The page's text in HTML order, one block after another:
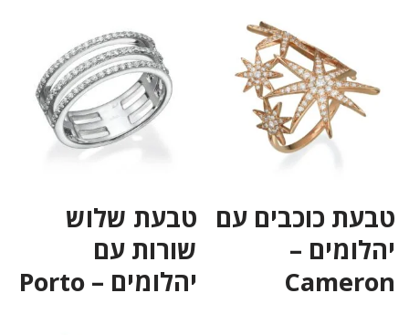
טבעת כוכבים עם
יהלומים –
Cameron
טבעת שלוש
שורות עם
יהלומים – Porto